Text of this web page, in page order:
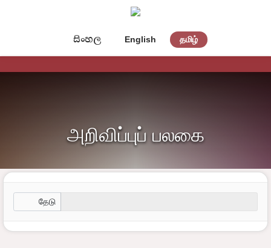
සිංහල English தமிழ்
அறிவிப்புப் பலகை
தேடு